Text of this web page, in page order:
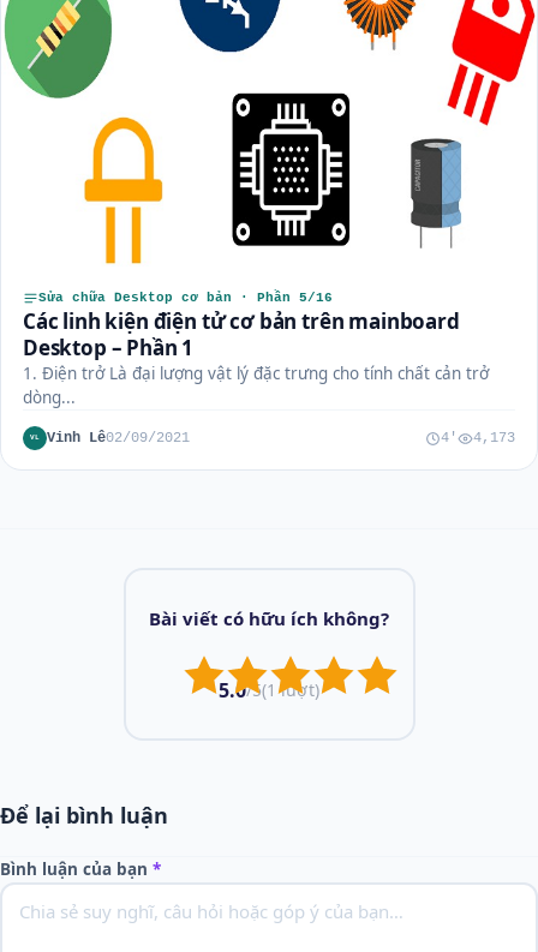
Sửa chữa Desktop cơ bản · Phần 5/16
Các linh kiện điện tử cơ bản trên mainboard
Desktop – Phần 1
1. Điện trở Là đại lượng vật lý đặc trưng cho tính chất cản trở
dòng...
VL Vinh Lê02/09/2021 4' 4,173
Bài viết có hữu ích không?
5.0/5(1 lượt)
Để lại bình luận
Bình luận của bạn *